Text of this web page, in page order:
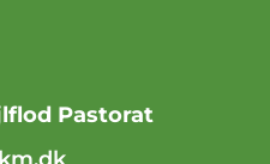
Pastorat